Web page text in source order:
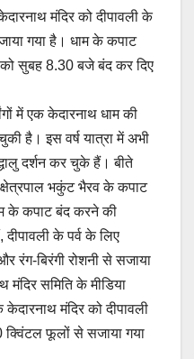
y
Li
n
e
मंदिर को दीपावली के
गया है। धाम के कपाट
सुबह 8.30 बजे बंद कर दिए
में एक केदारनाथ धाम की
है। इस वर्ष यात्रा में अभी
दर्शन कर चुके हैं। बीते
भकुंट भैरव के कपाट
के कपाट बंद करने की
के पर्व के लिए
रंग-बिरंगी रोशनी से सजाया
मंदिर समिति के मीडिया
केदारनाथ मंदिर को दीपावली
फूलों से सजाया गया